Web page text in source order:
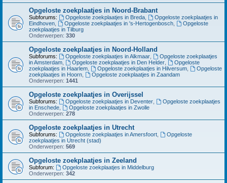
Opgeloste zoekplaatjes in Noord-Brabant
Subforums: Opgeloste zoekplaatjes in Breda,
Opgeloste zoekplaatjes in
Eindhoven
Opgeloste zoekplaatjes in 's-Hertogenbosch,
Opgeloste
zoekplaatjes in Tilburg
Onderwerpen: 330
Opgeloste zoekplaatjes in Noord-Holland
Subforums: Opgeloste zoekplaatjes in Alkmaar,
Opgeloste zoekplaatjes
in Amsterdam
Opgeloste zoekplaatjes in Den Helder,
Opgeloste
zoekplaatjes in Haarlem
Opgeloste zoekplaatjes in Hilversum,
Opgeloste
zoekplaatjes in Hoorn
Opgeloste zoekplaatjes in Zaandam
Onderwerpen: 1441
Opgeloste zoekplaatjes in Overijssel
Subforums: Opgeloste zoekplaatjes in Deventer,
Opgeloste zoekplaatjes
in Enschede
Opgeloste zoekplaatjes in Zwolle
Onderwerpen: 278
Opgeloste zoekplaatjes in Utrecht
Subforums: Opgeloste zoekplaatjes in Amersfoort,
Opgeloste
zoekplaatjes in Utrecht (stad)
Onderwerpen: 569
Opgeloste zoekplaatjes in Zeeland
Subforum:
Opgeloste zoekplaatjes in Middelburg
Onderwerpen: 342